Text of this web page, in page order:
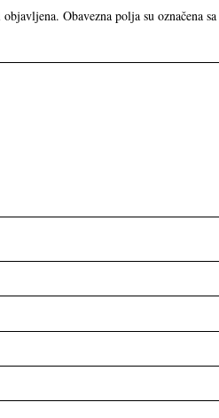
objavljena. Obavezna polja su označena sa